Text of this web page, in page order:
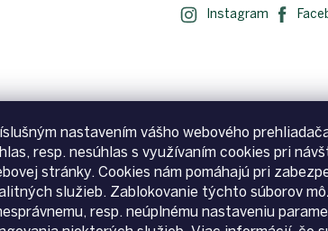
nastavením vášho webového
resp. nesúhlas s využívaním cookies pri
stránky. Cookies nám pomáhajú pri
služieb. Zablokovanie týchto súborov
resp. neúplnému nastaveniu
Instagram